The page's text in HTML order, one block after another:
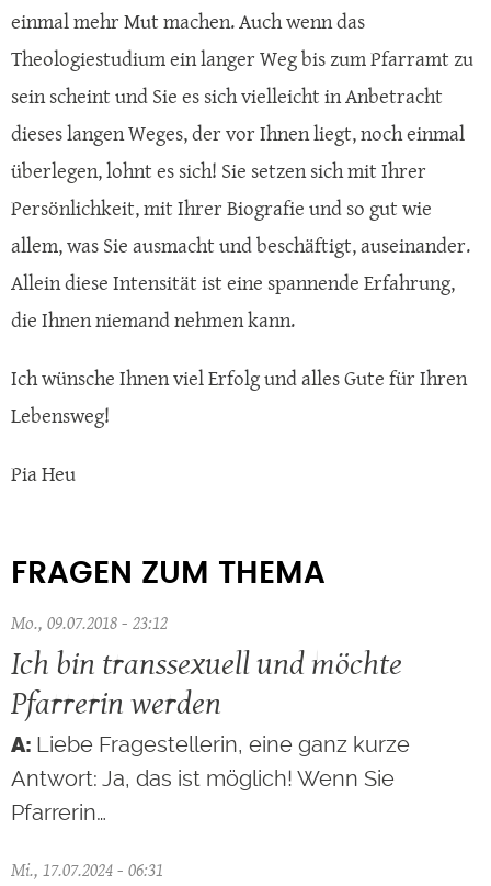
einmal mehr Mut machen. Auch wenn das
Theologiestudium ein langer Weg bis zum Pfarramt zu
sein scheint und Sie es sich vielleicht in Anbetracht
dieses langen Weges, der vor Ihnen liegt, noch einmal
überlegen, lohnt es sich! Sie setzen sich mit Ihrer
Persönlichkeit, mit Ihrer Biografie und so gut wie
allem, was Sie ausmacht und beschäftigt, auseinander.
Allein diese Intensität ist eine spannende Erfahrung,
die Ihnen niemand nehmen kann.
Ich wünsche Ihnen viel Erfolg und alles Gute für Ihren
Lebensweg!
Pia Heu
FRAGEN ZUM THEMA
Mo., 09.07.2018 - 23:12
Ich bin transsexuell und möchte
Pfarrerin werden
Liebe Fragestellerin, eine ganz kurze
Antwort: Ja, das ist möglich! Wenn Sie
Pfarrerin…
Mi., 17.07.2024 - 06:31